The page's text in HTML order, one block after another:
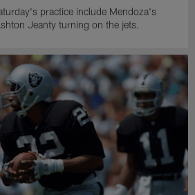
practice include Mendoza's
Jeanty turning on the jets.